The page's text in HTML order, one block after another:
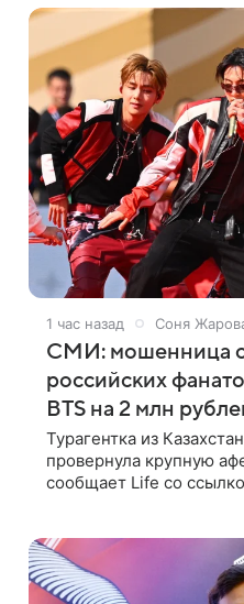
навалилась на
1 час назад Соня
СМИ: мошенница
российских
BTS на 2 млн
Турагентка из
провернула крупную
сообщает Life со